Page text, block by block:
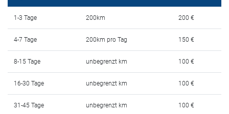
Blog
Kontakt
MАКЕДОНСКИ
ENGLISH
DEUTSCH
1-3 Tage 200km 200 €
4-7 Tage 200km pro Tag 150 €
8-15 Tage unbegrenzt km 100 €
16-30 Tage unbegrenzt km 100 €
31-45 Tage unbegrenzt km 100 €